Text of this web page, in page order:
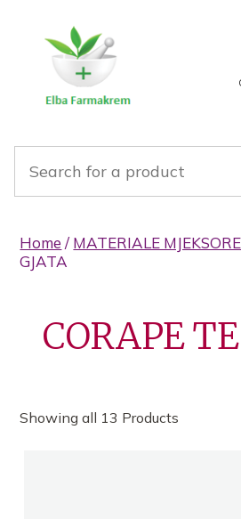
Home / MATERIALE MJEKSORE
GJATA
CORAPE
Showing all 13 Products